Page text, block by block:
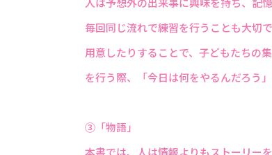
毎回同じ流れで練習を行うことも大切
用意したりすることで、子どもたちの
を行う際、「今日は何をやるんだろう
③「物語」
本書では、人は情報よりもストーリー